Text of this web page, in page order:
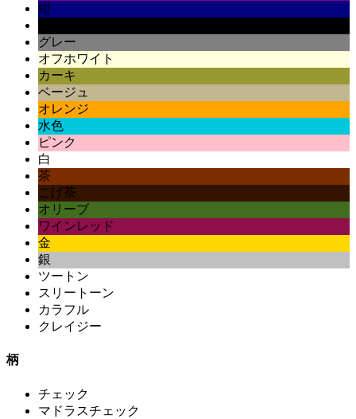
紺
グレー
オフホワイト
カーキ
ベージュ
オレンジ
水色
ピンク
白
茶
こげ茶
オリーブ
ワインレッド
金
銀
ツートン
スリートーン
カラフル
クレイジー
柄
チェック
マドラスチェック